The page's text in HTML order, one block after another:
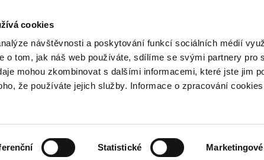
cookies
návštěvnosti a poskytování funkcí sociálních médií
o tom, jak náš web používáte, sdílíme se svými partnery pro
mohou zkombinovat s dalšími informacemi, které jste jim
že používáte jejich služby. Informace o zpracování
Statistické Marketingové
LIDSKÁ PRÁVA SPRAVEDLNOST